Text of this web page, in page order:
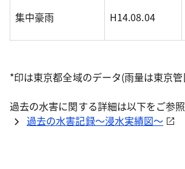
集中豪雨 H14.08.04
*印は東京都全域のデータ(雨量は東京
過去の水害に関する詳細は以下をご参照
過去の水害記録～浸水実績図～